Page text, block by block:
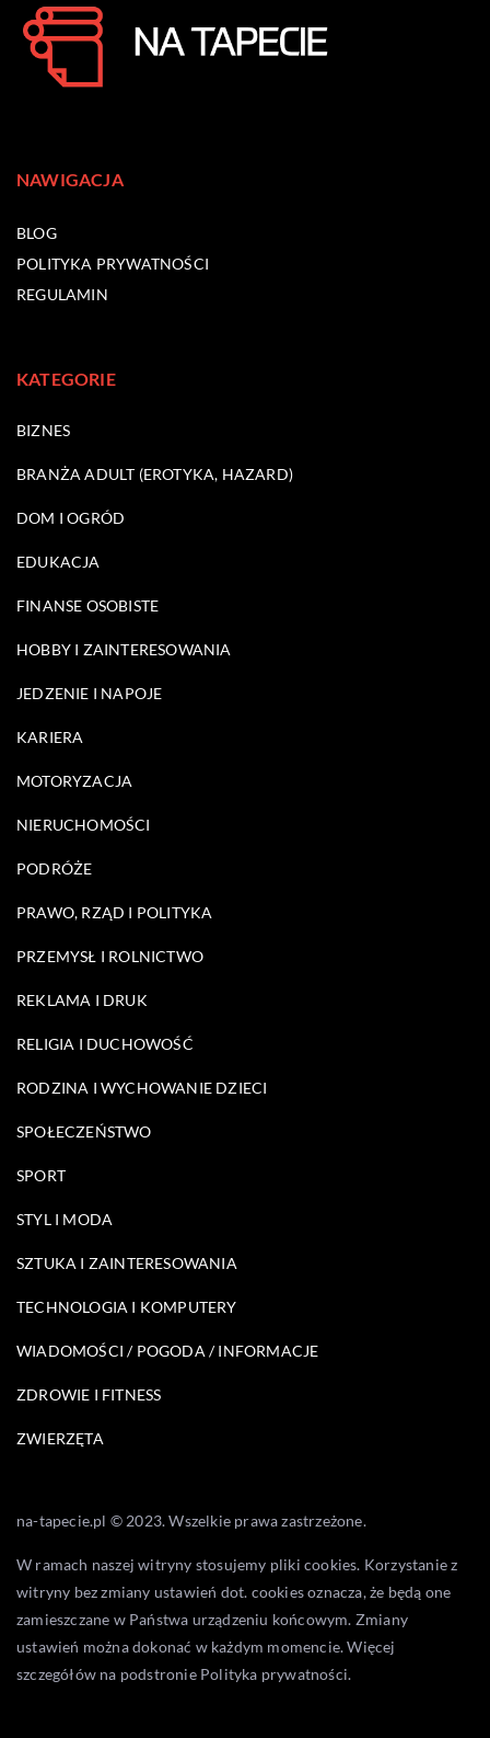
NAWIGACJA
BLOG
POLITYKA PRYWATNOŚCI
REGULAMIN
KATEGORIE
BIZNES
BRANŻA ADULT (EROTYKA, HAZARD)
DOM I OGRÓD
EDUKACJA
FINANSE OSOBISTE
HOBBY I ZAINTERESOWANIA
JEDZENIE I NAPOJE
KARIERA
MOTORYZACJA
NIERUCHOMOŚCI
PODRÓŻE
PRAWO, RZĄD I POLITYKA
PRZEMYSŁ I ROLNICTWO
REKLAMA I DRUK
RELIGIA I DUCHOWOŚĆ
RODZINA I WYCHOWANIE DZIECI
SPOŁECZEŃSTWO
SPORT
STYL I MODA
SZTUKA I ZAINTERESOWANIA
TECHNOLOGIA I KOMPUTERY
WIADOMOŚCI / POGODA / INFORMACJE
ZDROWIE I FITNESS
ZWIERZĘTA
na-tapecie.pl © 2023. Wszelkie prawa zastrzeżone.
W ramach naszej witryny stosujemy pliki cookies. Korzystanie z
witryny bez zmiany ustawień dot. cookies oznacza, że będą one
zamieszczane w Państwa urządzeniu końcowym. Zmiany
ustawień można dokonać w każdym momencie. Więcej
szczegółów na podstronie Polityka prywatności.